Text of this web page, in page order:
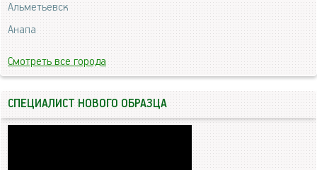
Альметьевск
Анапа
Смотреть все города
СПЕЦИАЛИСТ НОВОГО ОБРАЗЦА